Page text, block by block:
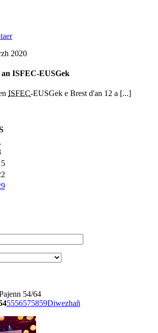
2020
ISFEC-EUSGek
ISFEC-EUSGek e Brest d'an 12 a [...]
54/64
5556575859Diwezhañ